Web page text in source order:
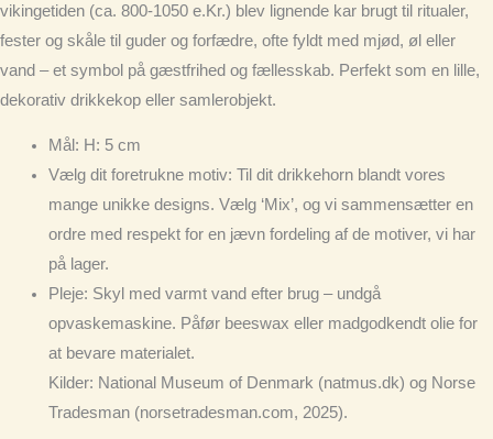
vikingetiden (ca. 800-1050 e.Kr.) blev lignende kar brugt til ritualer,
fester og skåle til guder og forfædre, ofte fyldt med mjød, øl eller
vand – et symbol på gæstfrihed og fællesskab. Perfekt som en lille,
dekorativ drikkekop eller samlerobjekt.
Mål: H: 5 cm
Vælg dit foretrukne motiv: Til dit drikkehorn blandt vores
mange unikke designs. Vælg ‘Mix’, og vi sammensætter en
ordre med respekt for en jævn fordeling af de motiver, vi har
på lager.
Pleje: Skyl med varmt vand efter brug – undgå
opvaskemaskine. Påfør beeswax eller madgodkendt olie for
at bevare materialet.
Kilder: National Museum of Denmark (natmus.dk) og Norse
Tradesman (norsetradesman.com, 2025).